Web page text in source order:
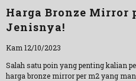
Harga Bronze Mirror
Jenisnya!
Kam 12/10/2023
Salah satu poin yang penting kalian
harga bronze mirror per m2 yang